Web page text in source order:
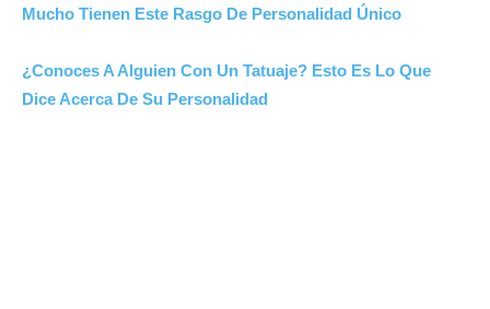
Mucho Tienen Este Rasgo De Personalidad Único
¿Conoces A Alguien Con Un Tatuaje? Esto Es Lo Que
Dice Acerca De Su Personalidad